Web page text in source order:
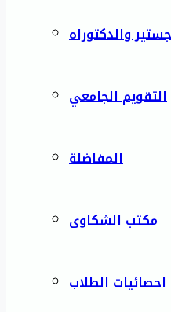
والدكتوراه
التقويم الجامعي
المفاضلة
مكتب الشكاوى
احصائيات الطلاب